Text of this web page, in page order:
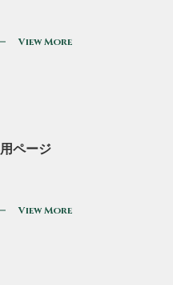
View More
ページ
View More